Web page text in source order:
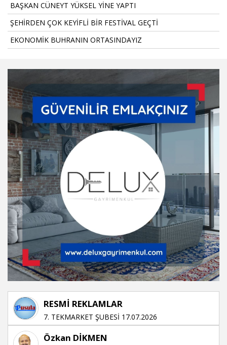
BAŞKAN CÜNEYT YÜKSEL YİNE YAPTI
ŞEHİRDEN ÇOK KEYİFLİ BİR FESTİVAL GEÇTİ
EKONOMİK BUHRANIN ORTASINDAYIZ
RESMİ REKLAMLAR
7. TEKMARKET ŞUBESİ 17.07.2026
Özkan DİKMEN